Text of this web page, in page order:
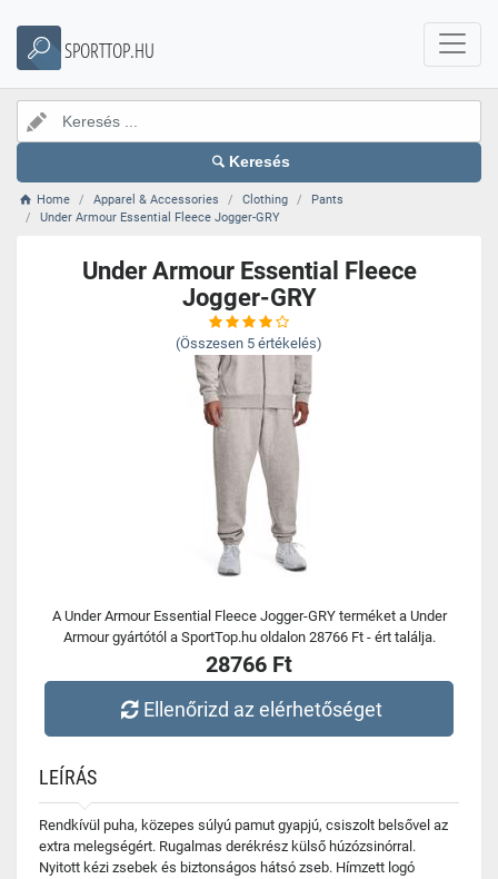
SPORTTOP.HU
Keresés
Home Apparel & Accessories Clothing
Pants
Under Armour Essential Fleece Jogger-GRY
Under Armour Essential Fleece
Jogger-GRY
(Összesen 5 értékelés)
A Under Armour Essential Fleece Jogger-GRY terméket a Under
Armour gyártótól a SportTop.hu oldalon 28766 Ft - ért találja.
28766 Ft
Ellenőrizd az elérhetőséget
LEÍRÁS
Rendkívül puha, közepes súlyú pamut gyapjú, csiszolt belsővel az
extra melegségért. Rugalmas derékrész külső húzózsinórral.
Nyitott kézi zsebek és biztonságos hátsó zseb. Hímzett logó